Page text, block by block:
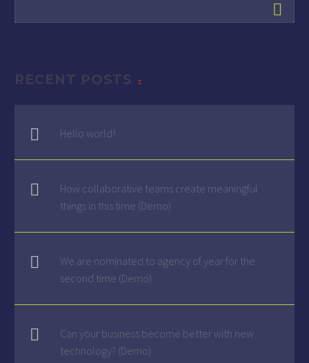
RECENT POSTS
Hello world!
How collaborative teams create meaningful
things in this time (Demo)
We are nominated to agency of year for the
second time (Demo)
Can your business become better with new
technology? (Demo)